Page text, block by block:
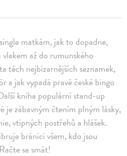
matkám, jak to dopadne,
až do rumunského
těch nejbizarnějších seznamek,
a jak vypadá pravé české bingo
kniha populární stand-up
je zábavným čtením plným lásky,
vtipných postřehů a hlášek.
bránici všem, kdo jsou
se smát!